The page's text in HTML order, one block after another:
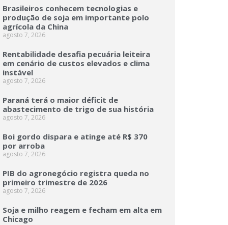
Brasileiros conhecem tecnologias e
produção de soja em importante polo
agrícola da China
agosto 7, 2026
Rentabilidade desafia pecuária leiteira
em cenário de custos elevados e clima
instável
agosto 7, 2026
Paraná terá o maior déficit de
abastecimento de trigo de sua história
agosto 7, 2026
Boi gordo dispara e atinge até R$ 370
por arroba
agosto 7, 2026
PIB do agronegócio registra queda no
primeiro trimestre de 2026
agosto 7, 2026
Soja e milho reagem e fecham em alta em
Chicago